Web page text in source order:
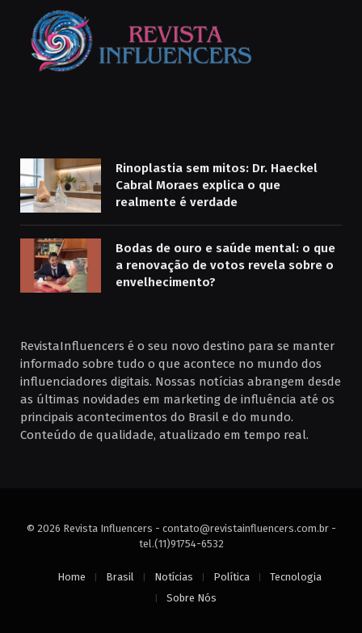
Rinoplastia sem mitos: Dr. Haeckel
Cabral Moraes explica o que
realmente é verdade
Bodas de ouro e saúde mental: o que
a renovação de votos revela sobre o
envelhecimento?
RevistaInfluencers é o seu novo destino para se manter
informado sobre tudo o que acontece no mundo dos
influenciadores digitais. Nossas notícias abrangem desde
as últimas novidades em marketing de influência até os
principais acontecimentos do Brasil e do mundo.
Conteúdo de qualidade, atualizado em tempo real.
© 2026 Revista Influencers - contato@revistainfluencers.com.br-
tel.(11)91754-6532
Home Brasil Notícias Política
Tecnologia
Sobre Nós